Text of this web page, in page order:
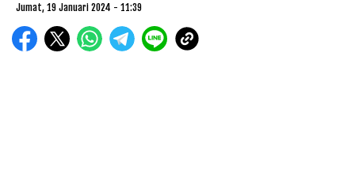
Jumat, 19 Januari 2024 - 11:39